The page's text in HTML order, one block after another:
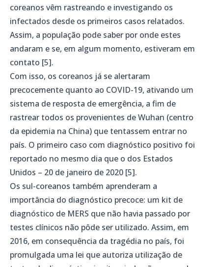
coreanos vêm rastreando e investigando os
infectados desde os primeiros casos relatados.
Assim, a população pode saber por onde estes
andaram e se, em algum momento, estiveram em
contato [5].
Com isso, os coreanos já se alertaram
precocemente quanto ao COVID-19, ativando um
sistema de resposta de emergência, a fim de
rastrear todos os provenientes de Wuhan (centro
da epidemia na China) que tentassem entrar no
país. O primeiro caso com diagnóstico positivo foi
reportado no mesmo dia que o dos Estados
Unidos – 20 de janeiro de 2020 [5].
Os sul-coreanos também aprenderam a
importância do diagnóstico precoce: um kit de
diagnóstico de MERS que não havia passado por
testes clínicos não pôde ser utilizado. Assim, em
2016, em consequência da tragédia no país, foi
promulgada uma lei que autoriza utilização de